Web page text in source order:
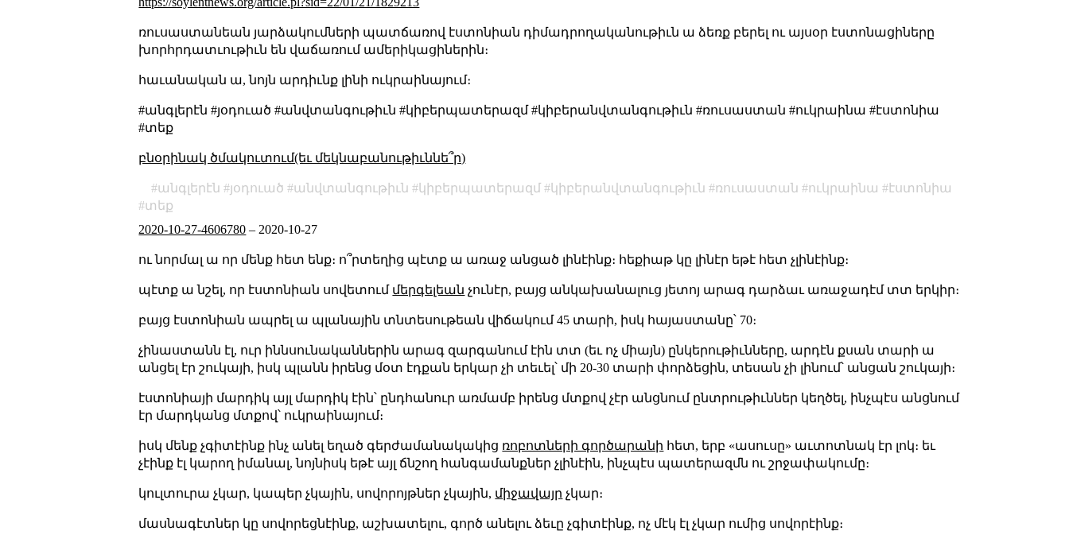
ռուսաստանեան յարձակումների պատճառով էստոնիան դիմադրողականութիւն ա ձեռք բերել ու այսօր էստոնացիները
խորհրդատւութիւն են վաճառում ամերիկացիներին։
հաւանական ա, նոյն արդիւնք լինի ուկրաինայում։
#անգլերէն #յօդուած #անվտանգութիւն #կիբերպատերազմ #կիբերանվտանգութիւն #ռուսաստան #ուկրաինա #էստոնիա
#տեք
բնօրինակ ծմակուտում(եւ մեկնաբանութիւննե՞ր)
անգլերէն յօդուած անվտանգութիւն կիբերպատերազմ կիբերանվտանգութիւն ռուսաստան ուկրաինա
էստոնիա
տեք
2020-10-27-4606780 – 2020-10-27
ու նորմալ ա որ մենք հետ ենք։ ո՞րտեղից պէտք ա առաջ անցած լինէինք։ հեքիաթ կը լինէր եթէ հետ չլինէինք։
պէտք ա նշել, որ էստոնիան սովետում մերգելեան չունէր, բայց անկախանալուց յետոյ արագ դարձաւ առաջադէմ տտ երկիր։
բայց էստոնիան ապրել ա պլանային տնտեսութեան վիճակում 45 տարի, իսկ հայաստանը՝ 70։
չինաստանն էլ, ուր իննսունականներին արագ զարգանում էին տտ (եւ ոչ միայն) ընկերութիւնները, արդէն քսան տարի ա
անցել էր շուկայի, իսկ պլանն իրենց մօտ էդքան երկար չի տեւել՝ մի 20-30 տարի փորձեցին, տեսան չի լինում՝ անցան շուկայի։
էստոնիայի մարդիկ այլ մարդիկ էին՝ ընդհանուր առմամբ իրենց մտքով չէր անցնում ընտրութիւններ կեղծել, ինչպէս անցնում
էր մարդկանց մտքով՝ ուկրաինայում։
իսկ մենք չգիտէինք ինչ անել եղած գերժամանակակից ռոբոտների գործարանի հետ, երբ «ասուսը» աւտոտնակ էր լոկ։ եւ
չէինք էլ կարող իմանալ, նոյնիսկ եթէ այլ ճնշող հանգամանքներ չլինէին, ինչպէս պատերազմն ու շրջափակումը։
կուլտուրա չկար, կապեր չկային, սովորոյթներ չկային, միջավայր չկար։
մասնագէտներ կը սովորեցնէինք, աշխատելու, գործ անելու ձեւը չգիտէինք, ոչ մէկ էլ չկար ումից սովորէինք։